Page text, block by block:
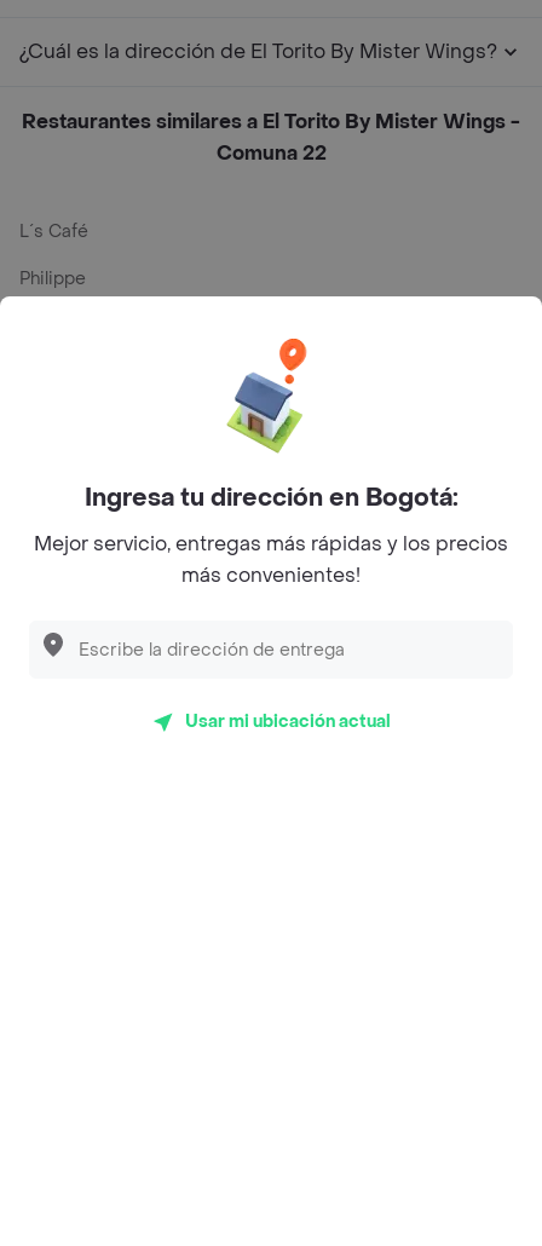
¿Cuál es la dirección de El Torito By Mister Wings?
Restaurantes similares a El Torito By Mister Wings -
Comuna 22
L´s Café
Philippe
Magnifique
Empanaditas de Pipian - Empanadas
Luisa Postres
Ingresa tu dirección en Bogotá:
Mejor servicio, entregas más rápidas y los precios
más convenientes!
Usar mi ubicación actual